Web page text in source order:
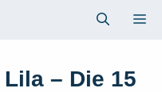
– Die 15